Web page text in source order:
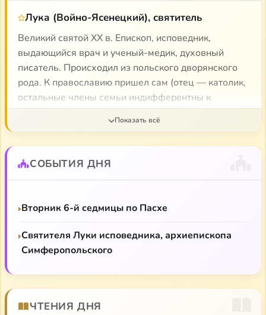
Лука (Войно-Ясенецкий), святитель
Великий святой XX в. Епископ, исповедник,
выдающийся врач и ученый-медик, духовный
писатель. Происходил из польского дворянского
рода. К православию пришел сам (отец — католик,
остальные члены семьи индифферентны к
религии). В юности хотел стать художником, но
выбрал профессию врача, чтобы помогать людям.
в советские времена. Много практиковал как врач,
преподавал, занимался наукой (его «Очерки по
известность). Несколько раз арестовывался,
приговаривался к ссылке.
Раздел святителя в аудиоархиве
Пасха Господня
СОБЫТИЯ ДНЯ
Вторник 6-й седмицы по Пасхе
Святителя Луки исповедника, архиепископа
Симферопольского
ЧТЕНИЯ ДНЯ